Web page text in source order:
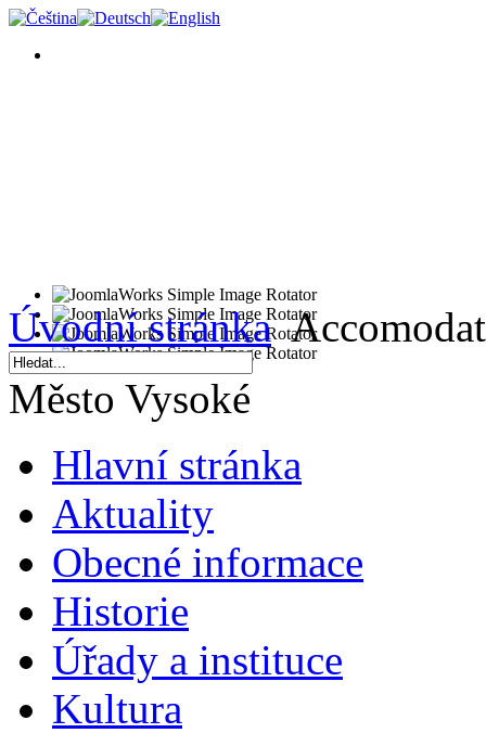
Úvodní stránka
Město Vysoké
Hlavní stránka
Aktuality
Obecné informace
Historie
Úřady a instituce
Kultura